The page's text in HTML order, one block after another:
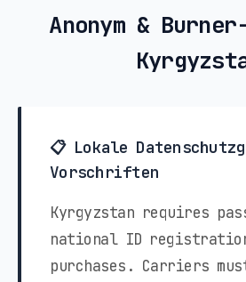
Anonym &
📋 Lokale
Vorschriften
Kyrgyzstan requires
national ID
purchases. Carriers